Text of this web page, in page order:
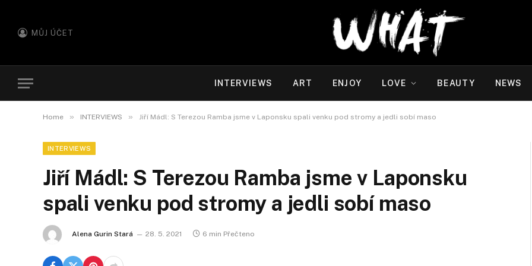
MŮJ ÚČET
INTERVIEWS ART ENJOY LOVE BEAUTY NEWS
Home » INTERVIEWS » Jiří Mádl: S Terezou Ramba jsme v Laponsku spali venku pod stromy a jedli sobí maso
INTERVIEWS
Jiří Mádl: S Terezou Ramba jsme v Laponsku
spali venku pod stromy a jedli sobí maso
Alena Gurin Stará 28. 5. 2021 6 min Přečteno